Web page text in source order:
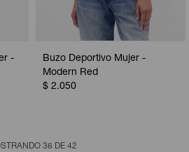
-
Buzo Deportivo Mujer -
Modern Red
$ 2.050
36 DE 42